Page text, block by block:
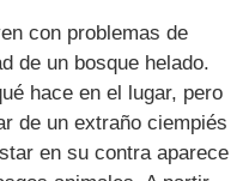
con problemas de
de un bosque helado.
hace en el lugar, pero
de un extraño ciempiés
en su contra aparece